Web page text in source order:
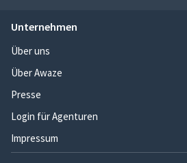
Unternehmen
Über uns
Über Awaze
Presse
Login für Agenturen
Impressum